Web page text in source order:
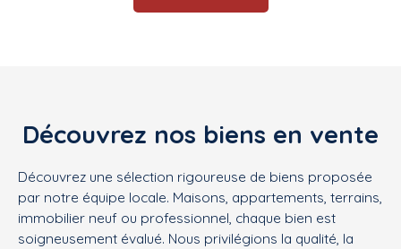
Découvrez nos biens en vente
Découvrez une sélection rigoureuse de biens proposée
par notre équipe locale. Maisons, appartements, terrains,
immobilier neuf ou professionnel, chaque bien est
soigneusement évalué. Nous privilégions la qualité, la